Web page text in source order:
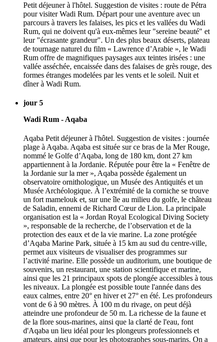
Petit déjeuner à l'hôtel. Suggestion de visites : route de Pétra
pour visiter Wadi Rum. Départ pour une aventure avec un
parcours à travers les falaises, les pics et les vallées du Wadi
Rum, qui ne doivent qu'à eux-mêmes leur "sereine beauté" et
leur "écrasante grandeur". Un des plus beaux déserts, plateau
de tournage naturel du film « Lawrence d’Arabie », le Wadi
Rum offre de magnifiques paysages aux teintes irisées : une
vallée asséchée, encaissée dans des falaises de grès rouge, des
formes étranges modelées par les vents et le soleil. Nuit et
dîner à Wadi Rum.
jour 5
Wadi Rum - Aqaba
Aqaba Petit déjeuner à l'hôtel. Suggestion de visites : journée
plage à Aqaba. Aqaba est située sur ce bras de la Mer Rouge,
nommé le Golfe d’Aqaba, long de 180 km, dont 27 km
appartiennent à la Jordanie. Réputée pour être la « Fenêtre de
la Jordanie sur la mer », Aqaba possède également un
observatoire ornithologique, un Musée des Antiquités et un
Musée Archéologique. À l’extrémité de la corniche se trouve
un fort mamelouk et, sur une île au milieu du golfe, le château
de Saladin, ennemi de Richard Cœur de Lion. La principale
organisation est la « Jordan Royal Ecological Diving Society
», responsable de la recherche, de l’observation et de la
protection des eaux et de la vie marine. La zone protégée
d’Aqaba Marine Park, située à 15 km au sud du centre-ville,
permet aux visiteurs de visualiser des programmes sur
l’activité marine. Elle possède un auditorium, une boutique de
souvenirs, un restaurant, une station scientifique et marine,
ainsi que les 21 principaux spots de plongée accessibles à tous
les niveaux. La plongée est possible toute l'année dans des
eaux calmes, entre 20° en hiver et 27° en été. Les profondeurs
vont de 6 à 90 mètres. À 100 m du rivage, on peut déjà
atteindre une profondeur de 50 m. La richesse de la faune et
de la flore sous-marines, ainsi que la clarté de l'eau, font
d'Aqaba un lieu idéal pour les plongeurs professionnels et
amateurs, ainsi que pour les photographes sous-marins. On a